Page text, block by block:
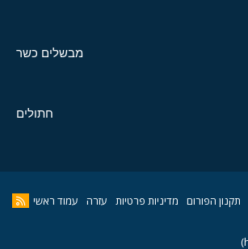
מבשלים כשר
חתולים
תקנון הפורום מדיניות פרטיות עזרה עמוד ראשי